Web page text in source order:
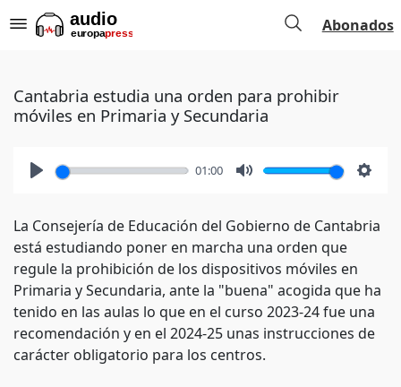
Abonados
Cantabria estudia una orden para prohibir
móviles en Primaria y Secundaria
01:00
La Consejería de Educación del Gobierno de Cantabria
está estudiando poner en marcha una orden que
regule la prohibición de los dispositivos móviles en
Primaria y Secundaria, ante la "buena" acogida que ha
tenido en las aulas lo que en el curso 2023-24 fue una
recomendación y en el 2024-25 unas instrucciones de
carácter obligatorio para los centros.